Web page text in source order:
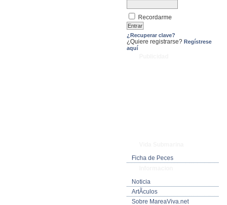
Recordarme
¿Recuperar clave?
¿Quiere registrarse? Regístrese
aquí
Ficha de Peces
Noticia
ArtÃ­culos
Sobre MareaViva.net